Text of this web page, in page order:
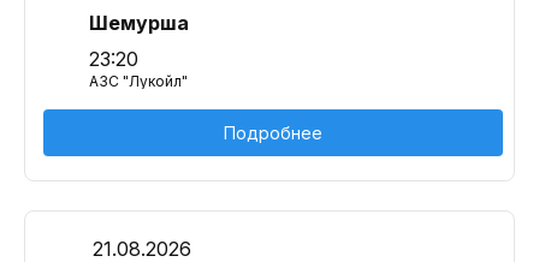
Шемурша
23:20
АЗС "Лукойл"
Подробнее
21.08.2026